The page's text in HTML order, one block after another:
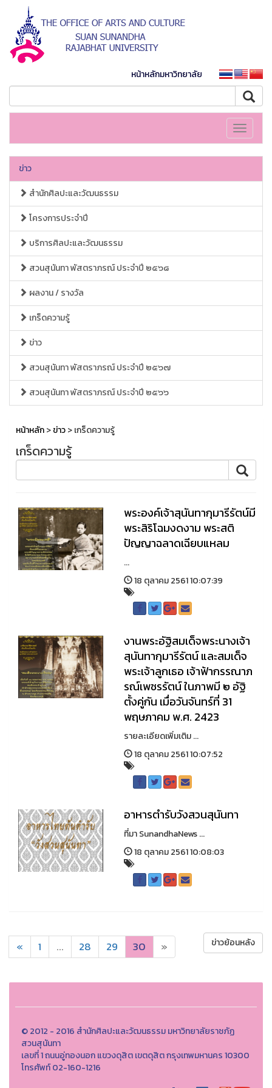
หน้าหลักมหาวิทยาลัย
Toggle
ข่าว
สำนักศิลปะและวัฒนธรรม
โครงการประจำปี
บริการศิลปะและวัฒนธรรม
สวนสุนันทา พัสตราภรณ์ ประจำปี ๒๕๖๘
ผลงาน / รางวัล
เกร็ดความรู้
ข่าว
สวนสุนันทา พัสตราภรณ์ ประจำปี ๒๕๖๗
สวนสุนันทา พัสตราภรณ์ ประจำปี ๒๕๖๖
หน้าหลัก>ข่าว> เกร็ดความรู้
เกร็ดความรู้
พระองค์เจ้าสุนันทากุมารีรัตน์มี
พระสิริโฉมงดงาม พระสติ
ปัญญาฉลาดเฉียบแหลม
...
18 ตุลาคม 2561 10:07:39
งานพระอัฐิสมเด็จพระนางเจ้า
สุนันทากุมารีรัตน์ และสมเด็จ
พระเจ้าลูกเธอ เจ้าฟ้ากรรณาภ
รณ์เพชรรัตน์ ในภาพมี ๒ อัฐิ
ตั้งคู่กัน เมื่อวันจันทร์ที่ 31
พฤษภาคม พ.ศ. 2423
รายละเอียดเพิ่มเติม ...
18 ตุลาคม 2561 10:07:52
อาหารตำรับวังสวนสุนันทา
ที่มา SunandhaNews ...
18 ตุลาคม 2561 10:08:03
« 1 ... 28 29 30 » ข่าวย้อนหลัง
© 2012 - 2016 สำนักศิลปะและวัฒนธรรม มหาวิทยาลัยราชภัฏ
สวนสุนันทา
เลขที่ 1 ถนนอู่ทองนอก แขวงดุสิต เขตดุสิต กรุงเทพมหานคร 10300
โทรศัพท์ 02-160-1216